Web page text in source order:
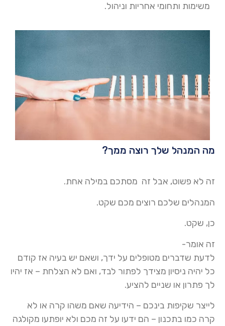
משימות ותחומי אחריות וניהול.
מה המנהל שלך רוצה ממך?
זה לא פשוט, אבל זה מסתכם במילה אחת.
המנהלים שלכם רוצים מכם שקט.
כן, שקט.
זה אומר-
לדעת שדברים מטופלים על ידך, ושאם יש בעיה אז קודם
כל יהיה ניסיון מצידך לפתור לבד, ואם לא הצלחת – אז יהיו
לך פתרון או שניים להציע.
לייצר שקיפות בינכם – הידיעה שאם משהו קרה או לא
קרה כמו בתכנון – הם ידעו על זה מכם ולא יופתעו מקולגה